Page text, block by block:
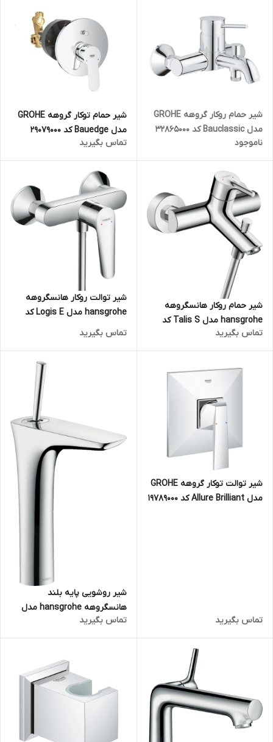
شیر حمام روکار گروهه GROHE
مدل Bauclassic کد 32865000
ناموجود
شیر حمام توکار گروهه GROHE
مدل Bauedge کد 29079000
تماس بگیرید
شیر حمام روکار هانسگروهه
hansgrohe مدل Talis S کد
72400000
تماس بگیرید
شیر توالت روکار هانسگروهه
hansgrohe مدل Logis E کد
71610000
تماس بگیرید
شیر توالت توکار گروهه GROHE
مدل Allure Brilliant کد 19789000
تماس بگیرید
شیر روشویی پایه بلند
هانسگروهه hansgrohe مدل
Puravida کد 15081000
تماس بگیرید